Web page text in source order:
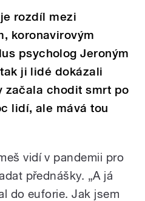
rozdíl mezi
koronavirovým
psycholog Jeroným
ji lidé dokázali
začala chodit smrt po
lidí, ale mává tou
vidí v pandemii pro
přednášky. „A já
do euforie. Jak jsem